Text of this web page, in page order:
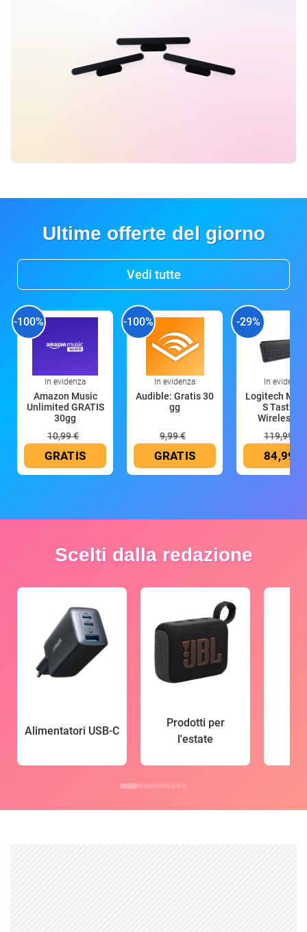
Ultime offerte del giorno
Vedi tutte
-100%
In evidenza
Amazon Music
Unlimited GRATIS
30gg
10,99 €
GRATIS
-100%
In evidenza
Audible: Gratis 30
gg
9,99 €
GRATIS
-29%
In evidenza
Logitech MX
S Tastiera
Wireless
119,99 €
84,99 €
Scelti dalla redazione
Alimentatori USB-C
Prodotti per
l'estate